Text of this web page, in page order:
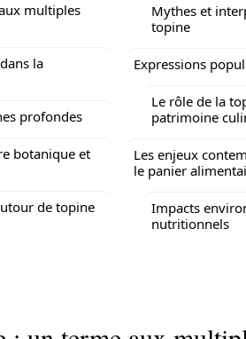
multiples
la
profondes
botanique et
de topine
Mythes et
topine
Expressions
Le rôle de la
patrimoine
Les enjeux
le panier
Impacts
nutritionnels